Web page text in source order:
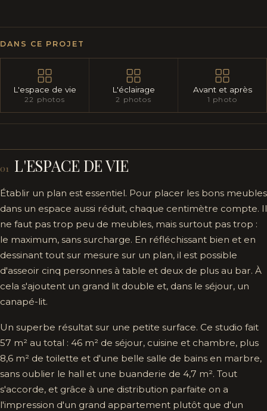
DANS CE PROJET
L'espace de vie
22 photos
L'éclairage
2 photos
Avant et après
1 photo
01 L'ESPACE DE VIE
Établir un plan est essentiel. Pour placer les bons meubles
dans un espace aussi réduit, chaque centimètre compte. Il
ne faut pas trop peu de meubles, mais surtout pas trop :
le maximum, sans surcharge. En réfléchissant bien et en
dessinant tout sur mesure sur un plan, il est possible
d'asseoir cinq personnes à table et deux de plus au bar. À
cela s'ajoutent un grand lit double et, dans le séjour, un
canapé-lit.
Un superbe résultat sur une petite surface. Ce studio fait
57 m² au total : 46 m² de séjour, cuisine et chambre, plus
8,6 m² de toilette et d'une belle salle de bains en marbre,
sans oublier le hall et une buanderie de 4,7 m². Tout
s'accorde, et grâce à une distribution parfaite on a
l'impression d'un grand appartement plutôt que d'un